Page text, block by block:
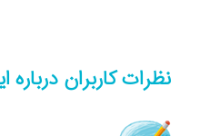
نظرات کاربران